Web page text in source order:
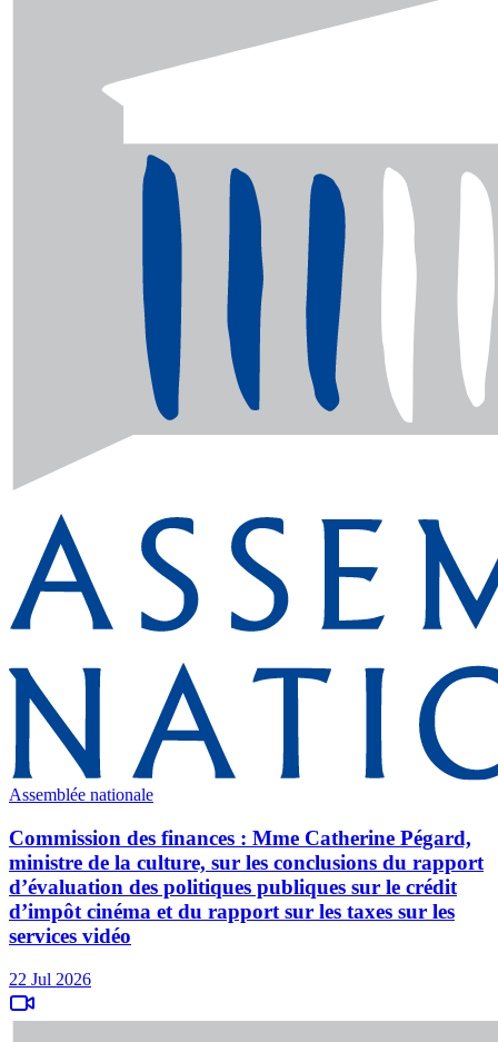
Assemblée nationale
Commission des finances : Mme Catherine Pégard,
ministre de la culture, sur les conclusions du rapport
d’évaluation des politiques publiques sur le crédit
d’impôt cinéma et du rapport sur les taxes sur les
services vidéo
22 Jul 2026